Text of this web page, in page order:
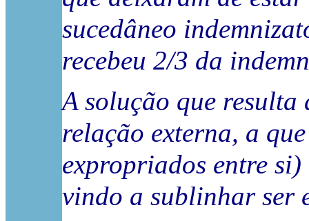
sucedâneo
recebeu 2/3 da
A solução que
relação externa, a
expropriados entre
vindo a sublinhar ser